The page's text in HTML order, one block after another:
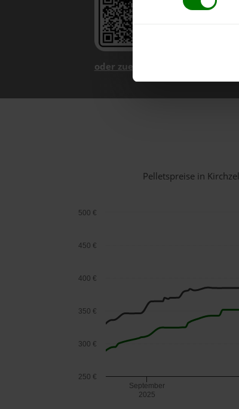
oder zuerst mehr über unsere
Pelletspreise in
September
2025
250 €
300 €
350 €
400 €
450 €
500 €